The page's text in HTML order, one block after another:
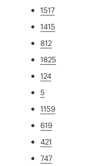
1517
1415
812
1825
124
5
1159
619
421
747